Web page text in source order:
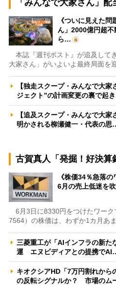
「みんなで大家さん」
《ついに見えた
ん」2000億円超不
ら…
本誌『週刊ポスト』が追及して
大家さん」がいよいよ最終局面を
【独走スクープ・みんなで大
ジェクト”の計画変更の裏で起
【追及スクープ・みんなで大
明かされる柳瀬健一・代表の思
古賀真人「発掘！好決算
《株価34％急落
6月の売上低迷を
6月3日に8330円をつけたワーク
7564）の株価は、わずか1カ月あ
三菱重工が「AIインフラの新た
運 エヌビディアとの提携で
キオクシアHD「7万円割れから
の反転シグナルか？ 市場のム